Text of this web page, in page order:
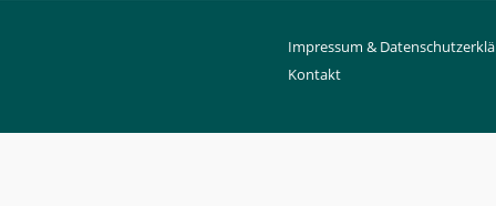
Impressum &
Kontakt